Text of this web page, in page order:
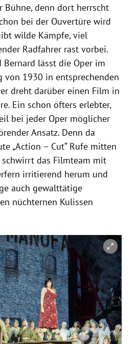
denn dort herrscht
bei der Ouvertüre wird
wilde Kämpfe, viel
Radfahrer rast vorbei.
Bernard lässt die Oper im
von 1930 in entsprechenden
dreht darüber einen Film in
Ein schon öfters erlebter,
bei jeder Oper möglicher
Ansatz. Denn da
„Action – Cut“ Rufe mitten
das Filmteam mit
irritierend herum und
auch gewalttätige
nüchternen Kulissen
schließen